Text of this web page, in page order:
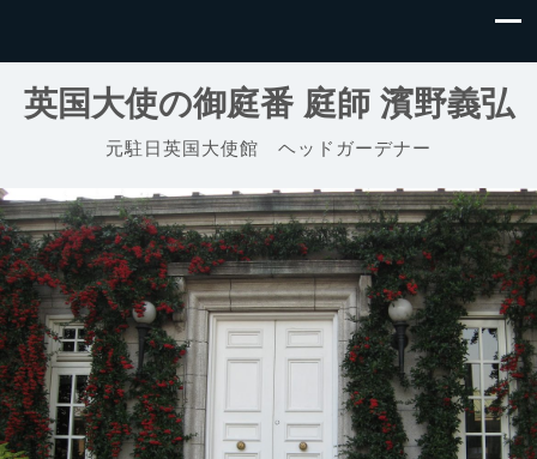
英国大使の御庭番 庭師 濱野義弘
元駐日英国大使館 ヘッドガーデナー